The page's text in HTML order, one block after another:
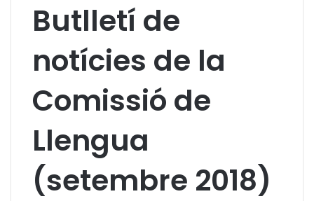
Butlletí de
notícies de la
Comissió de
Llengua
(setembre 2018)